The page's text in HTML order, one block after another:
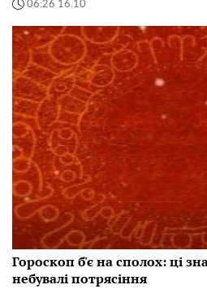
06:26 16.10
Гороскоп б'є на сполох: ці
небувалі потрясіння